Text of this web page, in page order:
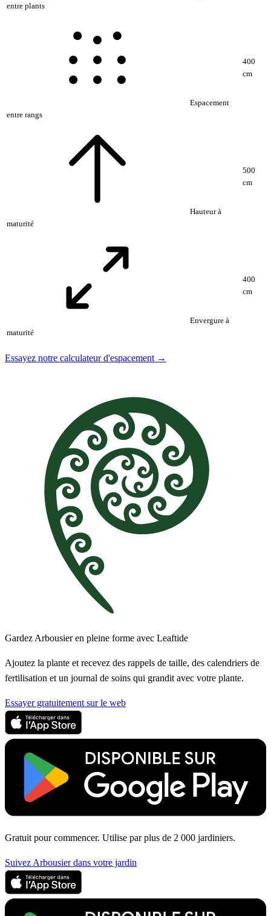
entre plants
Espacement
entre rangs
400
cm
Hauteur à
maturité
500
cm
Envergure à
maturité
400
cm
Essayez notre calculateur d'espacement →
Gardez Arbousier en pleine forme avec Leaftide
Ajoutez la plante et recevez des rappels de taille, des calendriers de
fertilisation et un journal de soins qui grandit avec votre plante.
Essayer gratuitement sur le web
Gratuit pour commencer. Utilise par plus de 2 000 jardiniers.
Suivez Arbousier dans votre jardin